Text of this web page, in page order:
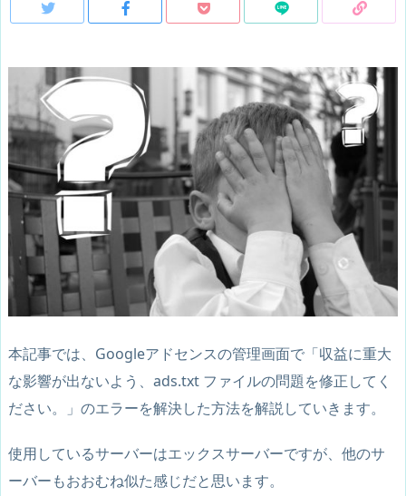
本記事では、Googleアドセンスの管理画面で「収益に重大
な影響が出ないよう、ads.txt ファイルの問題を修正してく
ださい。」のエラーを解決した方法を解説していきます。
使用しているサーバーはエックスサーバーですが、他のサ
ーバーもおおむね似た感じだと思います。